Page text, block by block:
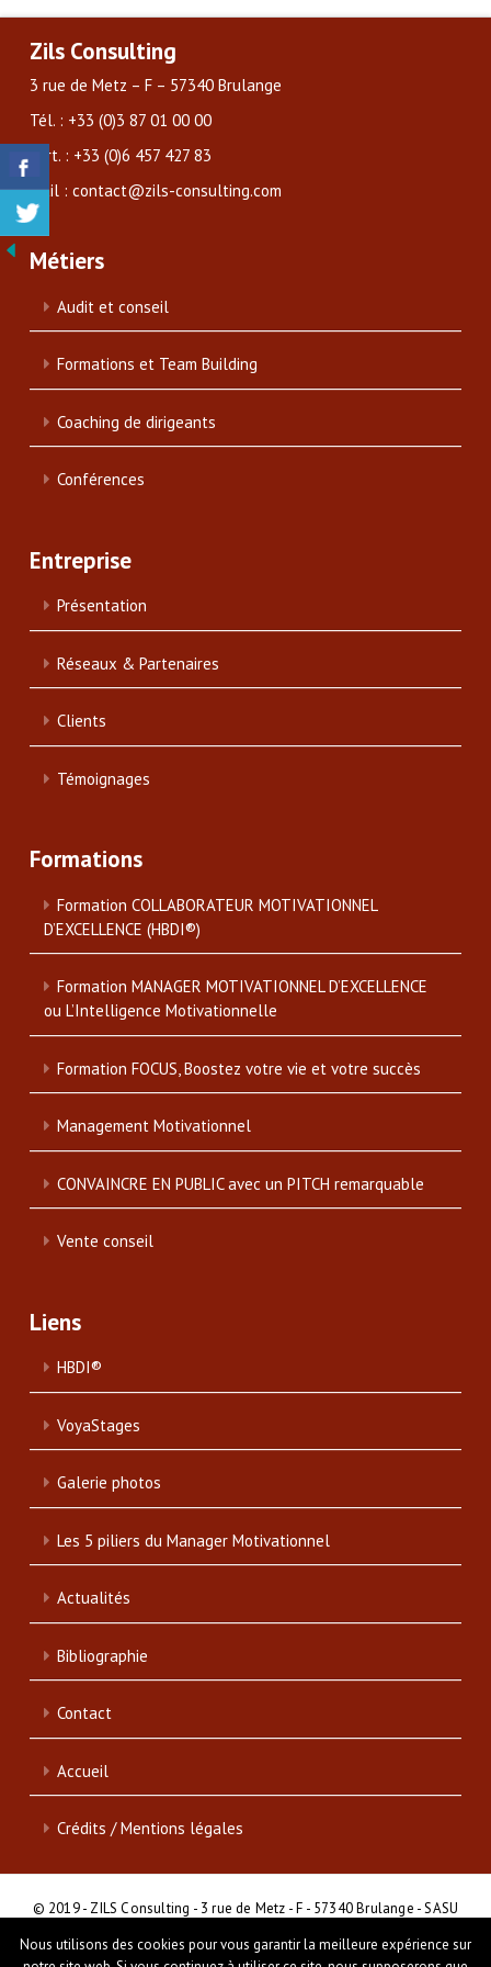
Zils Consulting
3 rue de Metz – F – 57340 Brulange
Tél. : +33 (0)3 87 01 00 00
Port. : +33 (0)6 457 427 83
Mail : contact@zils-consulting.com
Métiers
Audit et conseil
Formations et Team Building
Coaching de dirigeants
Conférences
Entreprise
Présentation
Réseaux & Partenaires
Clients
Témoignages
Formations
Formation COLLABORATEUR MOTIVATIONNEL
D’EXCELLENCE (HBDI®)
Formation MANAGER MOTIVATIONNEL D’EXCELLENCE
ou L’Intelligence Motivationnelle
Formation FOCUS, Boostez votre vie et votre succès
Management Motivationnel
CONVAINCRE EN PUBLIC avec un PITCH remarquable
Vente conseil
Liens
HBDI®
VoyaStages
Galerie photos
Les 5 piliers du Manager Motivationnel
Actualités
Bibliographie
Contact
Accueil
Crédits / Mentions légales
© 2019 - ZILS Consulting - 3 rue de Metz - F - 57340 Brulange - SASU
Nous utilisons des cookies pour vous garantir la meilleure expérience sur